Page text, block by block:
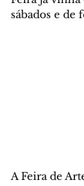
sábados e de
A Feira de